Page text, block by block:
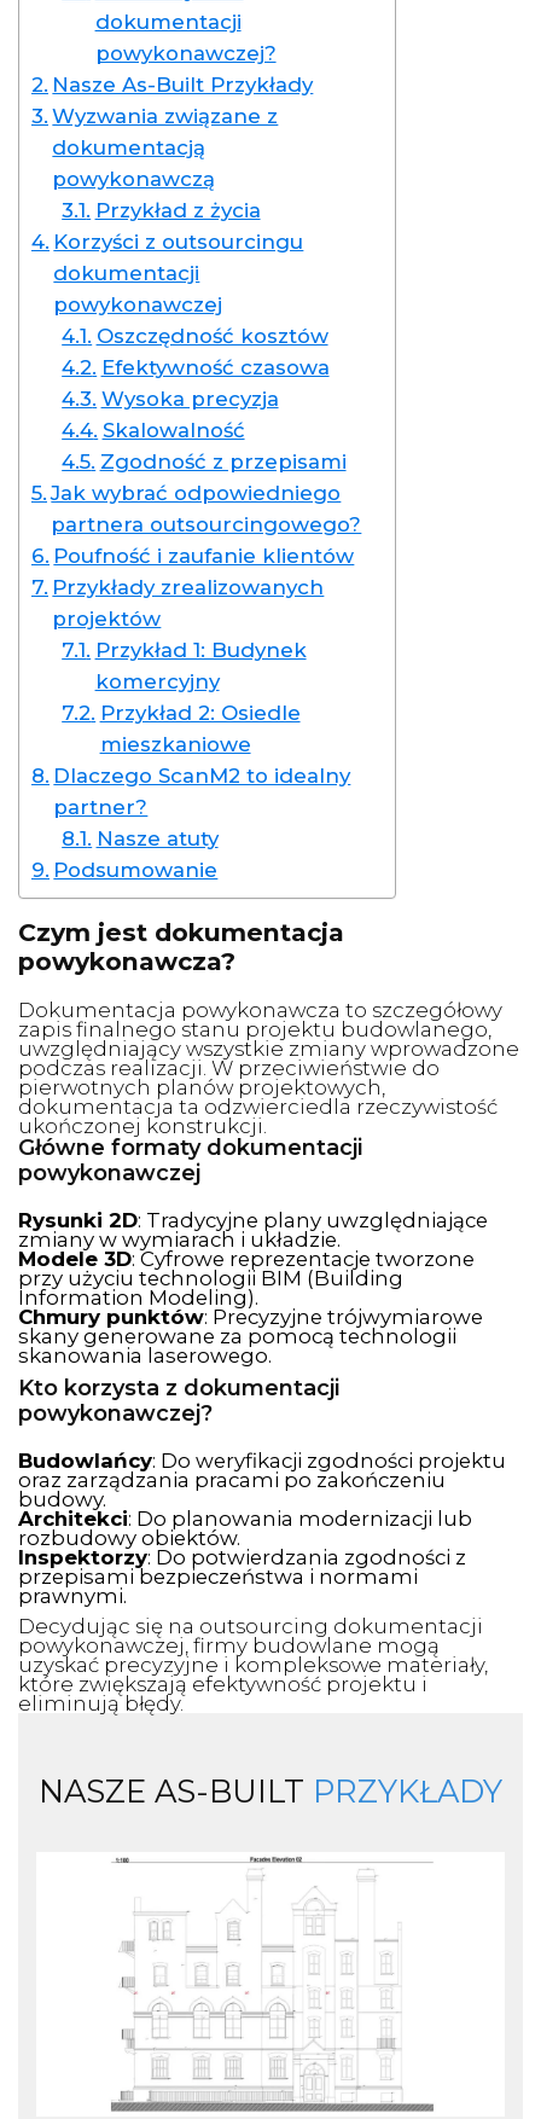
dokumentacji
powykonawczej?
Nasze As-Built Przykłady
Wyzwania związane z
dokumentacją
powykonawczą
Przykład z życia
Korzyści z outsourcingu
dokumentacji
powykonawczej
Oszczędność kosztów
Efektywność czasowa
Wysoka precyzja
Skalowalność
Zgodność z przepisami
Jak wybrać odpowiedniego
partnera outsourcingowego?
Poufność i zaufanie klientów
Przykłady zrealizowanych
projektów
Przykład 1: Budynek
komercyjny
Przykład 2: Osiedle
mieszkaniowe
Dlaczego ScanM2 to idealny
partner?
Nasze atuty
Podsumowanie
Czym jest dokumentacja
powykonawcza?
Dokumentacja powykonawcza to szczegółowy
zapis finalnego stanu projektu budowlanego,
uwzględniający wszystkie zmiany wprowadzone
podczas realizacji. W przeciwieństwie do
pierwotnych planów projektowych,
dokumentacja ta odzwierciedla rzeczywistość
ukończonej konstrukcji.
Główne formaty dokumentacji
powykonawczej
Rysunki 2D: Tradycyjne plany uwzględniające
zmiany w wymiarach i układzie.
Modele 3D: Cyfrowe reprezentacje tworzone
przy użyciu technologii BIM (Building
Information Modeling).
Chmury punktów: Precyzyjne trójwymiarowe
skany generowane za pomocą technologii
skanowania laserowego.
Kto korzysta z dokumentacji
powykonawczej?
Budowlańcy: Do weryfikacji zgodności projektu
oraz zarządzania pracami po zakończeniu
budowy.
Architekci: Do planowania modernizacji lub
rozbudowy obiektów.
Inspektorzy: Do potwierdzania zgodności z
przepisami bezpieczeństwa i normami
prawnymi.
Decydując się na outsourcing dokumentacji
powykonawczej, firmy budowlane mogą
uzyskać precyzyjne i kompleksowe materiały,
które zwiększają efektywność projektu i
eliminują błędy.
NASZE AS-BUILT PRZYKŁADY